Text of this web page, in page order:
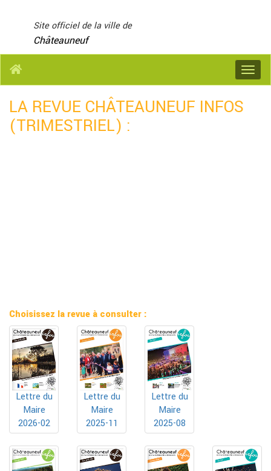
Site officiel de la ville de
Châteauneuf
Menu
LA REVUE CHÂTEAUNEUF INFOS
(TRIMESTRIEL) :
Choisissez la revue à consulter :
Lettre du
Maire
2026-02
Lettre du
Maire
2025-11
Lettre du
Maire
2025-08